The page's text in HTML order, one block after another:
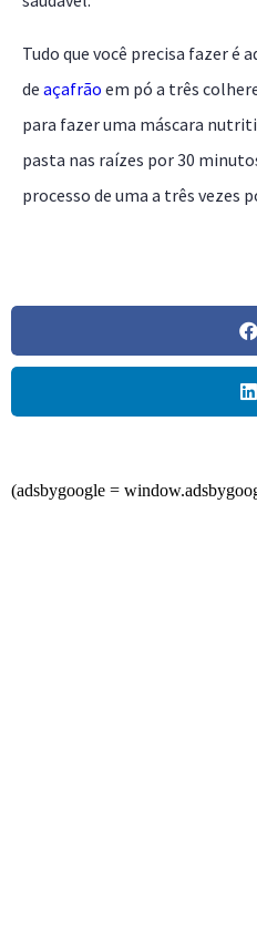
Tudo que você precisa fazer é
de açafrão em pó a três
para fazer uma máscara
pasta nas raízes por 30
processo de uma a três vezes
(adsbygoogle =